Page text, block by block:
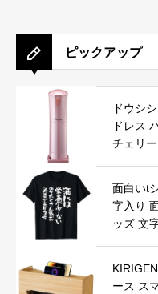
ピックアップ
ドウシ
ドレス
チェリ
面白いt
字入り
ッズ 文
ース ス